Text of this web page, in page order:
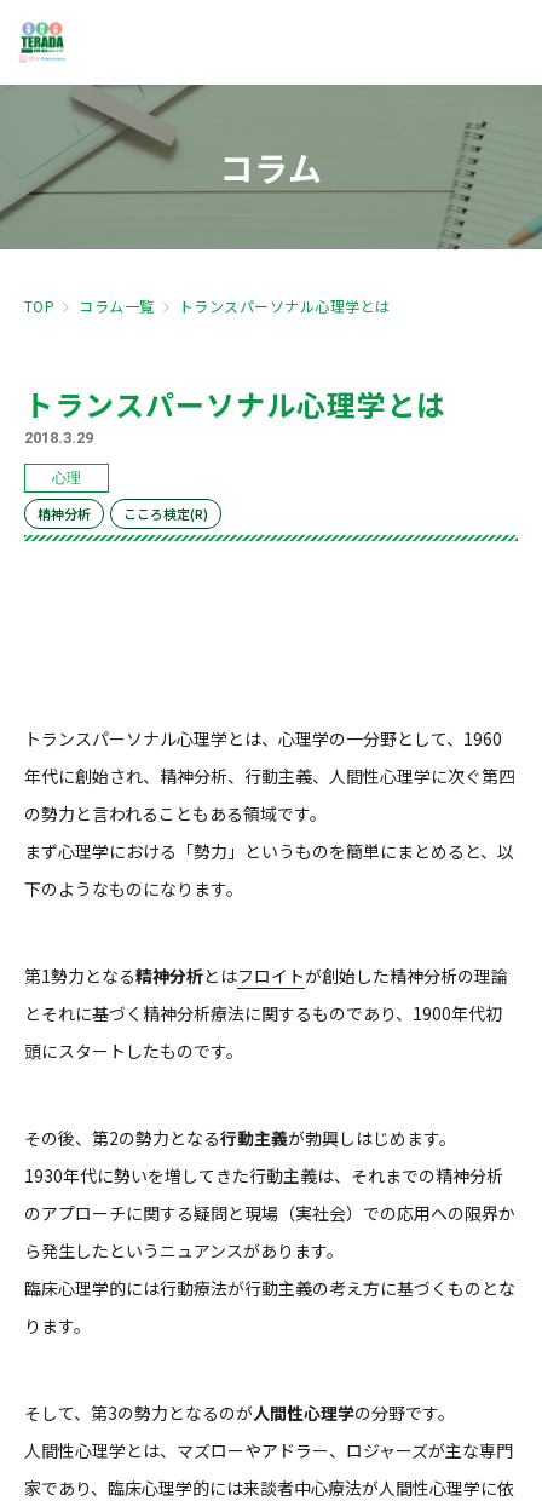
コラム
TOP コラム一覧 トランスパーソナル心理学とは
トランスパーソナル心理学とは
2018.3.29
心理
精神分析 こころ検定(R)
トランスパーソナル心理学とは、心理学の一分野として、1960
年代に創始され、精神分析、行動主義、人間性心理学に次ぐ第四
の勢力と言われることもある領域です。
まず心理学における「勢力」というものを簡単にまとめると、以
下のようなものになります。
第1勢力となる精神分析とはフロイトが創始した精神分析の理論
とそれに基づく精神分析療法に関するものであり、1900年代初
頭にスタートしたものです。
その後、第2の勢力となる行動主義が勃興しはじめます。
1930年代に勢いを増してきた行動主義は、それまでの精神分析
のアプローチに関する疑問と現場（実社会）での応用への限界か
ら発生したというニュアンスがあります。
臨床心理学的には行動療法が行動主義の考え方に基づくものとな
ります。
そして、第3の勢力となるのが人間性心理学の分野です。
人間性心理学とは、マズローやアドラー、ロジャーズが主な専門
家であり、臨床心理学的には来談者中心療法が人間性心理学に依